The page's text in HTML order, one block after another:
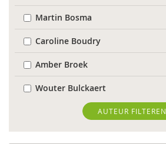
Martin Bosma
Caroline Boudry
Amber Broek
Wouter Bulckaert
Marinda Fischer
Dominique Grotenhuis
AUTEUR FILTEREN